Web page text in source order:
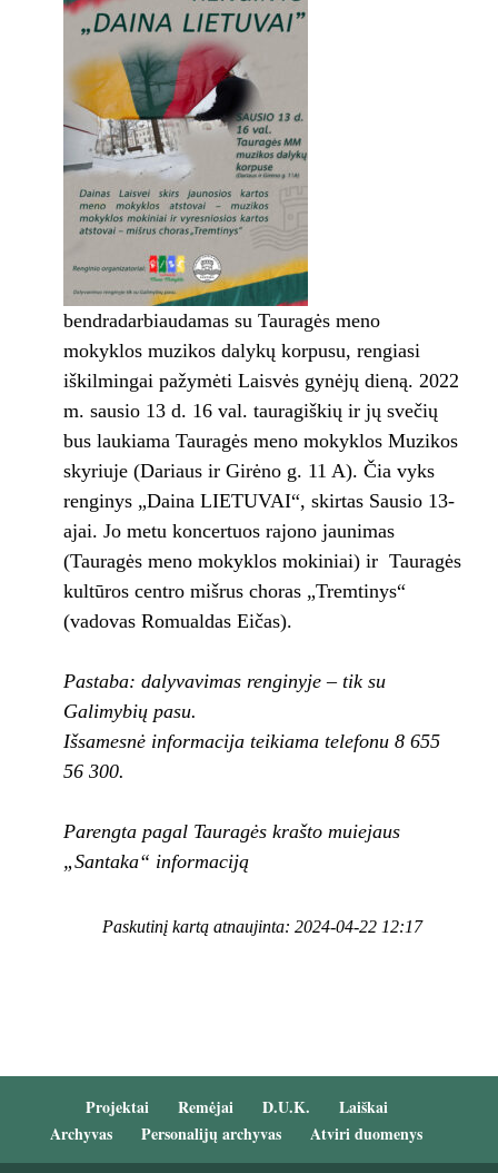
bendradarbiaudamas su Tauragės meno
mokyklos muzikos dalykų korpusu, rengiasi
iškilmingai pažymėti Laisvės gynėjų dieną. 2022
m. sausio 13 d. 16 val. tauragiškių ir jų svečių
bus laukiama Tauragės meno mokyklos Muzikos
skyriuje (Dariaus ir Girėno g. 11 A). Čia vyks
renginys „Daina LIETUVAI“, skirtas Sausio 13-
ajai. Jo metu koncertuos rajono jaunimas
(Tauragės meno mokyklos mokiniai) ir Tauragės
kultūros centro mišrus choras „Tremtinys“
(vadovas Romualdas Eičas).
Pastaba: dalyvavimas renginyje – tik su
Galimybių pasu.
Išsamesnė informacija teikiama telefonu 8 655
56 300.
Parengta pagal Tauragės krašto muiejaus
„Santaka“ informaciją
Paskutinį kartą atnaujinta: 2024-04-22 12:17
Projektai Remėjai D.U.K.
Laiškai
Archyvas
Personalijų archyvas Atviri duomenys